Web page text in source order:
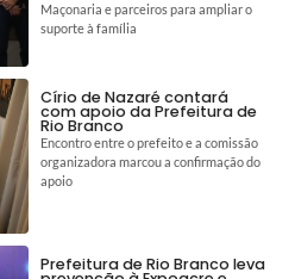
Maçonaria e parceiros para ampliar o
suporte à família
Círio de Nazaré contará
com apoio da Prefeitura de
Rio Branco
Encontro entre o prefeito e a comissão
organizadora marcou a confirmação do
apoio
Prefeitura de Rio Branco leva